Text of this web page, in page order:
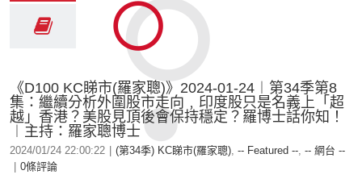
《D100 KC睇市(羅家聰)》2024-01-24︱第34季第8
集：繼續分析外圍股市走向﹐印度股只是名義上「超
越」香港？美股見頂後會保持穩定？羅博士話你知！
︱主持：羅家聰博士
2024/01/24 22:00:22 (第34季) KC睇市(羅家聰), -- Featured --, -- 網台 --
0條評論